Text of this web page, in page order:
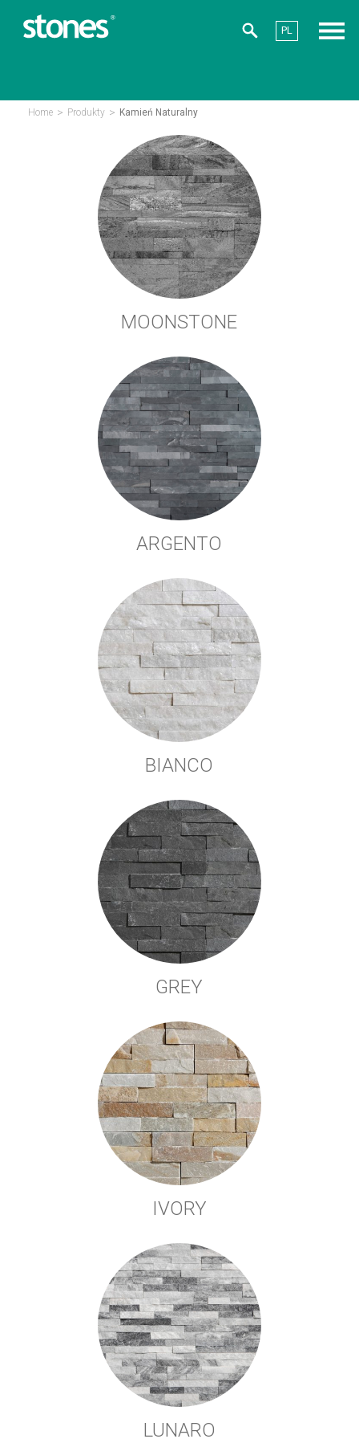
PL
Home > Produkty > Kamień Naturalny
MOONSTONE
ARGENTO
BIANCO
GREY
IVORY
LUNARO